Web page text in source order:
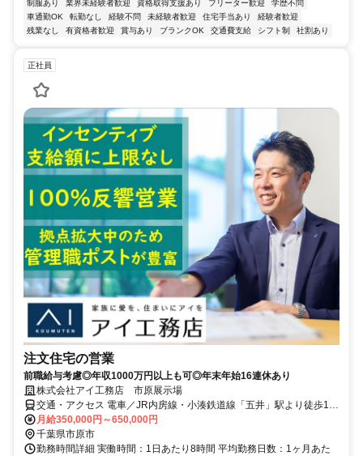
制服あり 業界未経験者歓迎 資格取得支援あり フリーター歓迎
学歴不問
車通勤OK
転勤なし 経験不問 未経験者歓迎 住宅手当あり
経験者歓迎
残業なし
有資格者歓迎 賞与あり ブランクOK 交通費支給 シフト制 社割あり
正社員
注文住宅の営業
前職給与考慮◎年収1000万円以上も可◎年末年始16連休あり
株式会社アイ工務店 市原展示場
交通・アクセス 電車／JR内房線・小湊鉄道線「五井」駅より徒歩10
分 車／館山自動車道「市原IC」より車で5分
月給350,000円～650,000円
千葉県市原市
勤務時間詳細 実働時間：1日あたり8時間 平均勤務日数：1ヶ月あた